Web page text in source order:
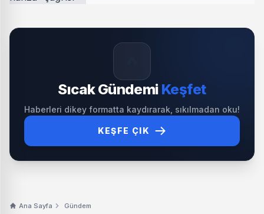
Sıcak Gündemi Keşfet
Haberleri dikey formatta kaydırarak, sıkılmadan oku!
KEŞFE ÇIK
Ana Sayfa Gündem